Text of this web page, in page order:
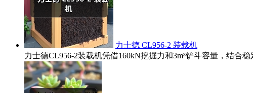
力士德 CL956-2 装载机
力士德CL956-2装载机凭借160kN挖掘力和3m³铲斗容量，结合